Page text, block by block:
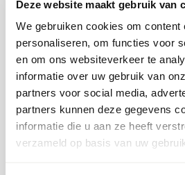
Deze website maakt gebruik van
We gebruiken cookies om content
personaliseren, om functies voor
en om ons websiteverkeer te
informatie over uw gebruik van
partners voor social media,
partners kunnen deze gegevens
informatie die u aan ze heeft
verzameld op basis van uw
Hoe te bewaren:
Voor een ronde taart met een
Hiermee kun je de Taart in zijn geheel
Aanvullende informatie
Merk
Artikelnummer